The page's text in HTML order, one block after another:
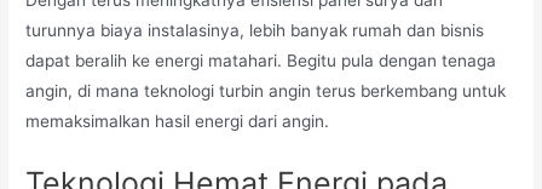
turunnya biaya instalasinya, lebih banyak rumah dan bisnis
dapat beralih ke energi matahari. Begitu pula dengan tenaga
angin, di mana teknologi turbin angin terus berkembang untuk
memaksimalkan hasil energi dari angin.